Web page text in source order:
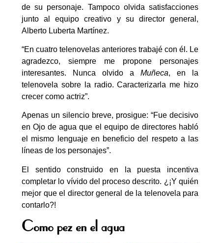
de su personaje. Tampoco olvida satisfacciones
junto al equipo creativo y su director general,
Alberto Luberta Martínez.
“En cuatro telenovelas anteriores trabajé con él. Le
agradezco, siempre me propone personajes
interesantes. Nunca olvido a Muñeca, en la
telenovela sobre la radio. Caracterizarla me hizo
crecer como actriz”.
Apenas un silencio breve, prosigue: “Fue decisivo
en Ojo de agua que el equipo de directores habló
el mismo lenguaje en beneficio del respeto a las
líneas de los personajes”.
El sentido construido en la puesta incentiva
completar lo vívido del proceso descrito. ¿¡Y quién
mejor que el director general de la telenovela para
contarlo?!
Como pez en el agua